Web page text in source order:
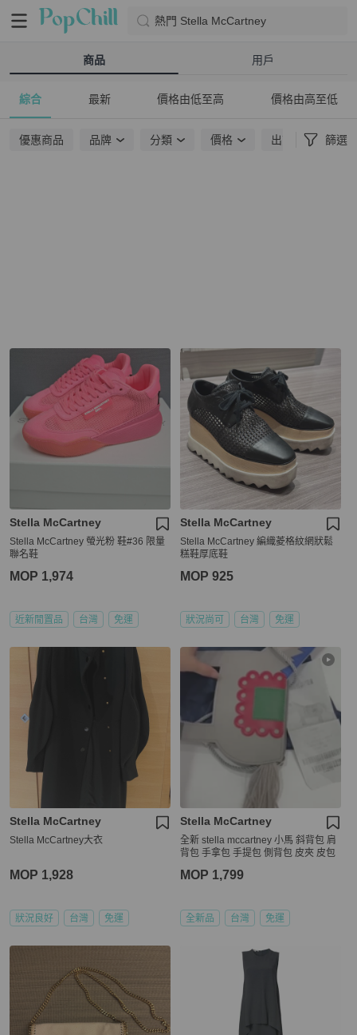
熱門 Stella McCartney
商品 用戶
綜合 最新 價格由低至高 價格由高至低
優惠商品 品牌 分類 價格 出貨地點 篩選
Stella McCartney
Stella McCartney 螢光粉 鞋#36 限量
聯名鞋
MOP 1,974
近新閒置品 台灣 免運
Stella McCartney
Stella McCartney 編織菱格紋網狀鬆
糕鞋厚底鞋
MOP 925
狀況尚可 台灣 免運
Stella McCartney
Stella McCartney大衣
MOP 1,928
狀況良好 台灣 免運
Stella McCartney
全新 stella mccartney 小馬 斜背包 肩
背包 手拿包 手提包 側背包 皮夾 皮包
MOP 1,799
全新品 台灣 免運